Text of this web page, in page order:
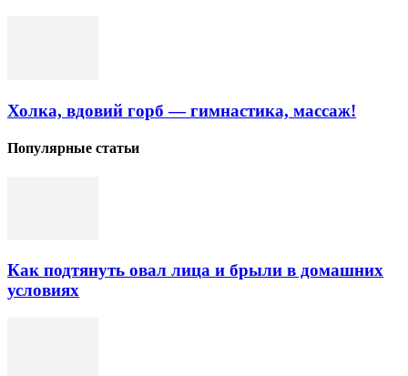
Холка, вдовий горб — гимнастика, массаж!
Популярные статьи
Как подтянуть овал лица и брыли в домашних
условиях